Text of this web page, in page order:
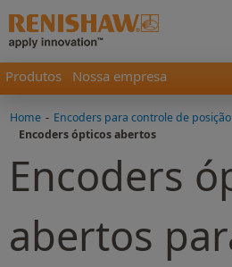
Produtos Nossa empresa
Home - Encoders para controle de
Encoders ópticos abertos
Encoders
abertos